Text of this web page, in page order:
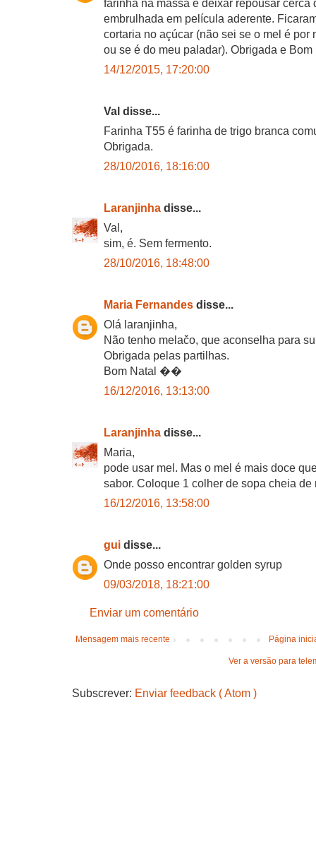
farinha na massa e deixar repousar cerca
embrulhada em película aderente.
cortaria no açúcar (não sei se o mel é por
ou se é do meu paladar). Obrigada e Bom
14/12/2015, 17:20:00
Val disse...
Farinha T55 é farinha de trigo branca
Obrigada.
28/10/2016, 18:16:00
Laranjinha disse...
Val,
sim, é. Sem fermento.
28/10/2016, 18:48:00
Maria Fernandes disse...
Olá laranjinha,
Não tenho melačo, que aconselha para
Obrigada pelas partilhas.
Bom Natal ��
16/12/2016, 13:13:00
Laranjinha disse...
Maria,
pode usar mel. Mas o mel é mais doce
sabor. Coloque 1 colher de sopa cheia de
16/12/2016, 13:58:00
gui disse...
Onde posso encontrar golden syrup
09/03/2018, 18:21:00
Enviar um comentário
Mensagem mais recente Página
Ver a versão para
Subscrever: Enviar feedback ( Atom )